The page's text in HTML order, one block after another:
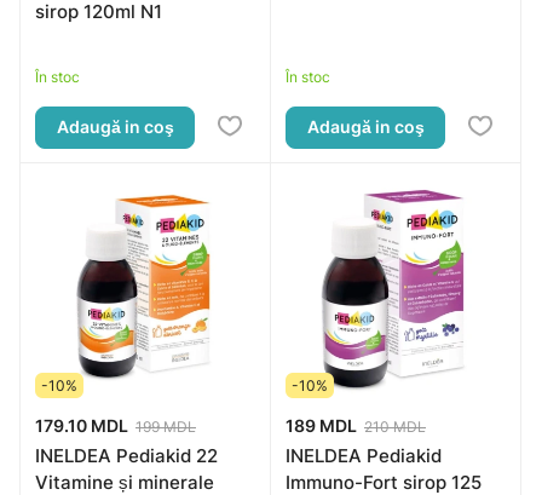
sirop 120ml N1
În stoc
Adaugă in coş
În stoc
Adaugă in coş
-10%
179.10 MDL 199 MDL
INELDEA Pediakid 22
Vitamine și minerale
-10%
189 MDL 210 MDL
INELDEA Pediakid
Immuno-Fort sirop 125